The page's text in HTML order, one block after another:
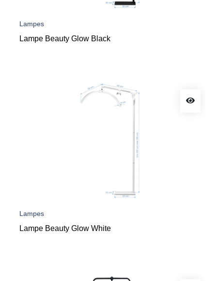
Lampes
Lampe Beauty Glow Black
Lampes
Lampe Beauty Glow White